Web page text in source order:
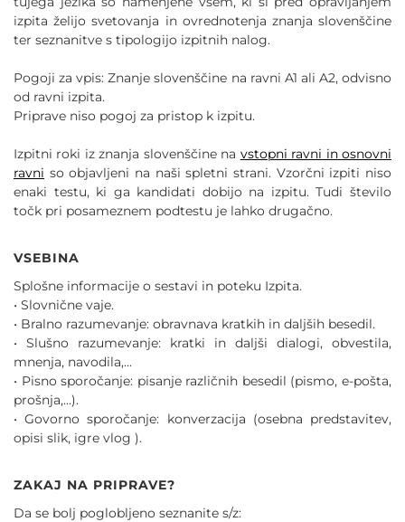
izpita želijo svetovanja in ovrednotenja znanja slovenščine
ter seznanitve s tipologijo izpitnih nalog.
Pogoji za vpis: Znanje slovenščine na ravni A1 ali A2, odvisno
od ravni izpita.
Priprave niso pogoj za pristop k izpitu.
Izpitni roki iz znanja slovenščine na vstopni ravni in osnovni
ravni so objavljeni na naši spletni strani. Vzorčni izpiti niso
enaki testu, ki ga kandidati dobijo na izpitu. Tudi število
točk pri posameznem podtestu je lahko drugačno.
VSEBINA
Splošne informacije o sestavi in poteku Izpita.
• Slovnične vaje.
• Bralno razumevanje: obravnava kratkih in daljših besedil.
• Slušno razumevanje: kratki in daljši dialogi, obvestila,
mnenja, navodila,...
• Pisno sporočanje: pisanje različnih besedil (pismo, e-pošta,
prošnja,…).
• Govorno sporočanje: konverzacija (osebna predstavitev,
opisi slik, igre vlog ).
ZAKAJ NA PRIPRAVE?
Da se bolj poglobljeno seznanite s/z: